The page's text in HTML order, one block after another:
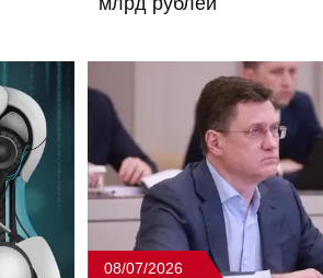
08/07/2026